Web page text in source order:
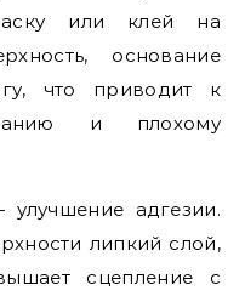
или клей на
основание
что приводит к
и плохому
адгезии.
липкий слой,
сцепление с